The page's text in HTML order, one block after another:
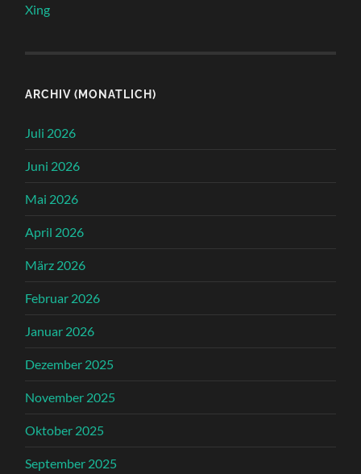
Xing
ARCHIV (MONATLICH)
Juli 2026
Juni 2026
Mai 2026
April 2026
März 2026
Februar 2026
Januar 2026
Dezember 2025
November 2025
Oktober 2025
September 2025